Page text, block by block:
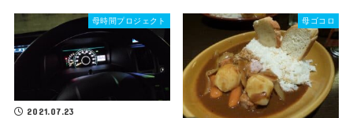
母時間プロジェクト
2021.07.23
母ゴコロ